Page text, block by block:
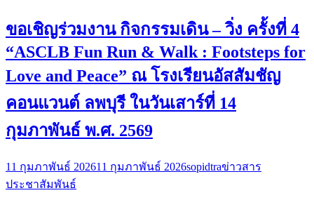
ขอเชิญร่วมงาน กิจกรรมเดิน – วิ่ง ครั้งที่ 4
“ASCLB Fun Run & Walk : Footsteps for
Love and Peace” ณ โรงเรียนอัสสัมชัญ
คอนแวนต์ ลพบุรี ในวันเสาร์ที่ 14
กุมภาพันธ์ พ.ศ. 2569
11 กุมภาพันธ์ 202611 กุมภาพันธ์ 2026sopidtraข่าวสาร
ประชาสัมพันธ์